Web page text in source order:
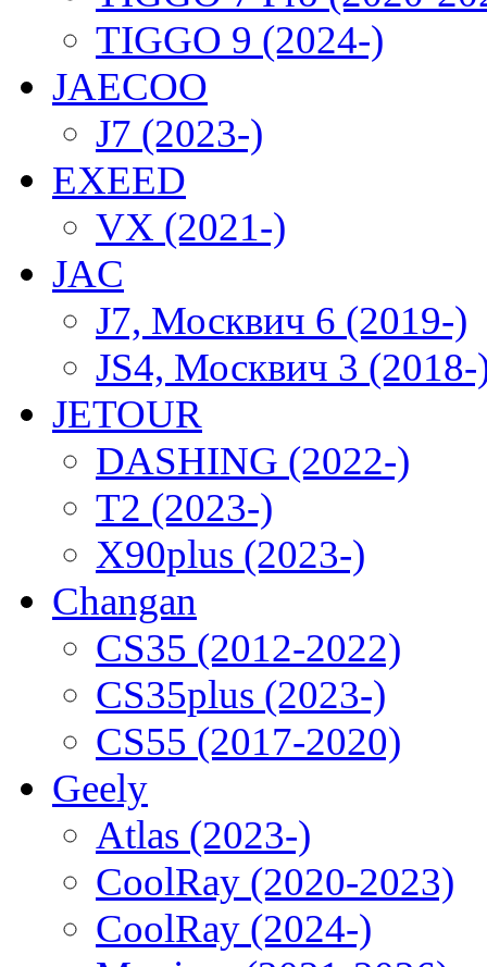
TIGGO 9 (2024-)
JAECOO
J7 (2023-)
EXEED
VX (2021-)
JAC
J7, Москвич 6 (2019-)
JS4, Москвич 3 (2018-
JETOUR
DASHING (2022-)
T2 (2023-)
X90plus (2023-)
Changan
CS35 (2012-2022)
CS35plus (2023-)
CS55 (2017-2020)
Geely
Atlas (2023-)
CoolRay (2020-2023)
CoolRay (2024-)